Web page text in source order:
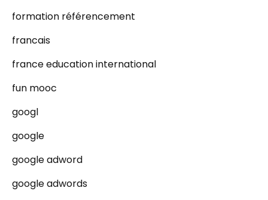
formation référencement
francais
france education international
fun mooc
googl
google
google adword
google adwords